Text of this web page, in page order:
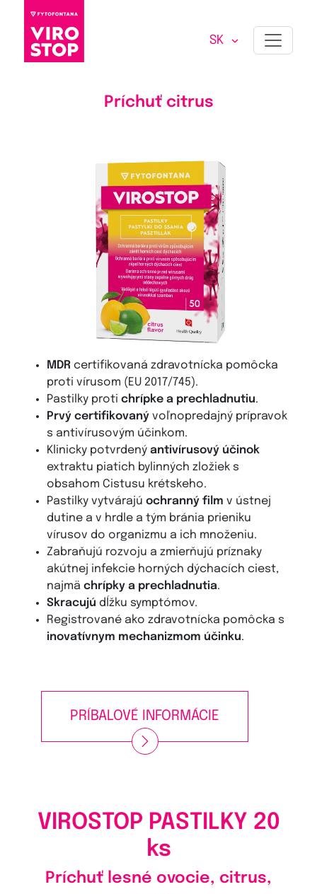
SK
VIROSTOP PASTILKY 50
Príchuť citrus
MDR certifikovaná zdravotnícka pomôcka
proti vírusom (EU 2017/745).
Pastilky protichrípke a prechladnutiu.
Prvý certifikovanývoľnopredajný prípravok
s antivírusovým účinkom.
Klinicky potvrdenýantivírusový účinok
extraktu piatich bylinných zložiek s
obsahom Cistusu krétskeho.
Pastilky vytvárajúochranný film v ústnej
dutine a v hrdle a tým bránia prieniku
vírusov do organizmu a ich množeniu.
Zabraňujú rozvoju a zmierňujú príznaky
akútnej infekcie horných dýchacích ciest,
najmächrípky a prechladnutia.
Skracujú dĺžku symptómov.
Registrované ako zdravotnícka pomôcka s
inovatívnym mechanizmom účinku.
PRÍBALOVÉ INFORMÁCIE
VIROSTOP PASTILKY 20
ks
Príchuť lesné ovocie, citrus,